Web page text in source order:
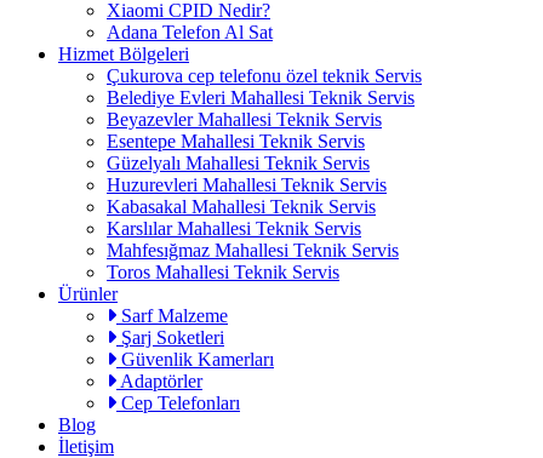
Xiaomi CPID Nedir?
Adana Telefon Al Sat
Hizmet Bölgeleri
Çukurova cep telefonu özel teknik Servis
Belediye Evleri Mahallesi Teknik Servis
Beyazevler Mahallesi Teknik Servis
Esentepe Mahallesi Teknik Servis
Güzelyalı Mahallesi Teknik Servis
Huzurevleri Mahallesi Teknik Servis
Kabasakal Mahallesi Teknik Servis
Karslılar Mahallesi Teknik Servis
Mahfesığmaz Mahallesi Teknik Servis
Toros Mahallesi Teknik Servis
Ürünler
Sarf Malzeme
Şarj Soketleri
Güvenlik Kamerları
Adaptörler
Cep Telefonları
Blog
İletişim